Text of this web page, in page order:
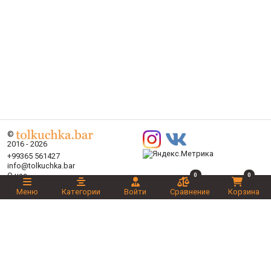
©
2016 - 2026
+99365 561427
info@tolkuchka.bar
О нас
Доставка
Статьи
Меню Категории Войти
0
Сравнение
0
Корзина